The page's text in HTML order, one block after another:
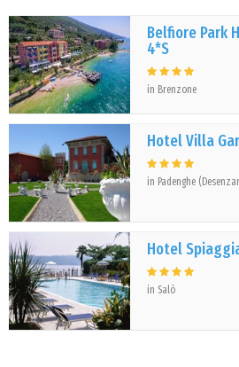
Belfiore Park
4*S
in Brenzone
Hotel Villa
in Padenghe
Hotel
in Salò